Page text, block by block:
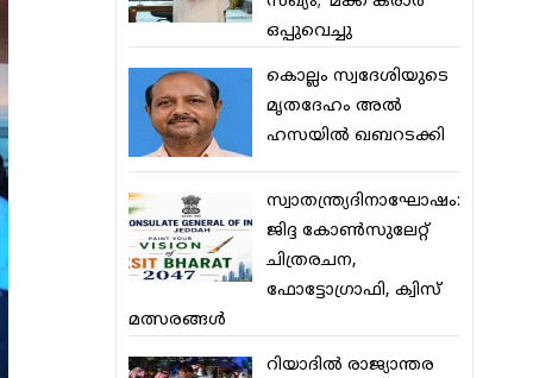
ഒപ്പുവെച്ചു
കൊല്ലം സ്വദേശിയുടെ
മൃതദേഹം അല്‍
ഹസയില്‍ ഖബറടക്കി
സ്വാതന്ത്ര്യദിനാഘോഷം:
ജിദ്ദ കോണ്‍സുലേറ്റ്
ചിത്രരചന,
ഫോട്ടോഗ്രാഫി, ക്വിസ്
മത്സരങ്ങള്‍
റിയാദില്‍ രാജ്യാന്തര